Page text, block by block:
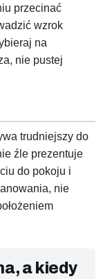
przecinać
wzrok
na
nie pustej
trudniejszy do
źle prezentuje
do pokoju i
nie
a kiedy